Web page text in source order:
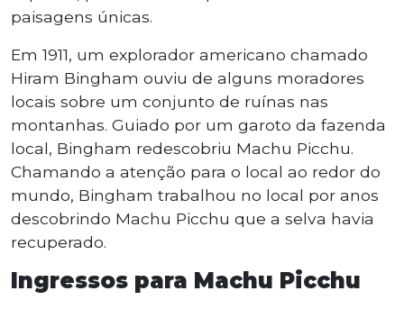
paisagens únicas.
Em 1911, um explorador americano chamado
Hiram Bingham ouviu de alguns moradores
locais sobre um conjunto de ruínas nas
montanhas. Guiado por um garoto da fazenda
local, Bingham redescobriu Machu Picchu.
Chamando a atenção para o local ao redor do
mundo, Bingham trabalhou no local por anos
descobrindo Machu Picchu que a selva havia
recuperado.
Ingressos para Machu Picchu